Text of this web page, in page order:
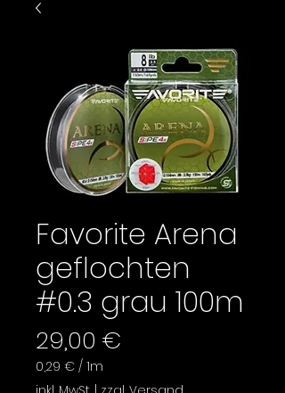
Favorite Arena
geflochten
#0.3 grau 100m
29,00 €
0,29 € / 1m
0,29 €